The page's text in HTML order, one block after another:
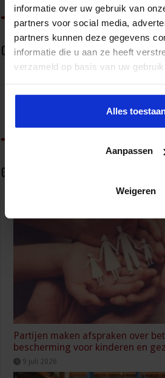
informatie over uw gebruik van
partners voor social media,
partners kunnen deze gegevens
informatie die u aan ze heeft
verzameld op basis van uw
Alles
Aanpassen
Weigeren
Over Frank van Summeren
Gerelateerde Artikelen
Partijen maken afspraken over
bescherming voor kinderen en
9 juli 2026